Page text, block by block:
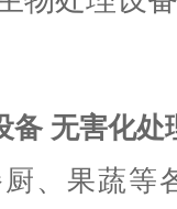
备 无害化处
、果蔬等